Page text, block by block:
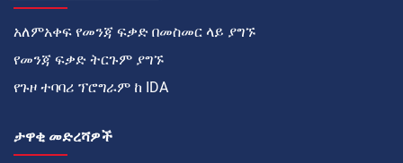
አለምአቀፍ የመንጃ ፍቃድ በመስመር ላይ ያግኙ
የመንጃ ፍቃድ ትርጉም ያግኙ
የጉዞ ተባባሪ ፕሮግራም ከ IDA
ታዋቂ መድረሻዎች